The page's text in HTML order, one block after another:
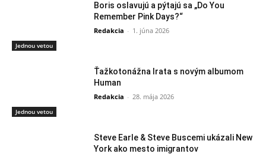
Jednou vetou
Boris oslavujú a pýtajú sa „Do You
Remember Pink Days?“
Redakcia - 1. júna 2026
Jednou vetou
Ťažkotonážna Irata s novým albumom
Human
Redakcia - 28. mája 2026
Steve Earle & Steve Buscemi ukázali New
York ako mesto imigrantov